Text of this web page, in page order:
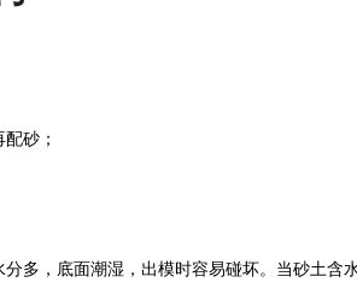
砂；
多，底面潮湿，出模时容易碰坏。当砂土